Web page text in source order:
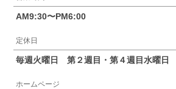
AM9:30〜PM6:00
定休日
毎週火曜日 第２週目・第４週目水曜日
ホームページ